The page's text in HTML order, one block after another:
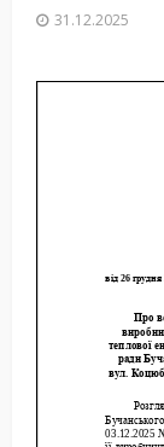
31.12.2025